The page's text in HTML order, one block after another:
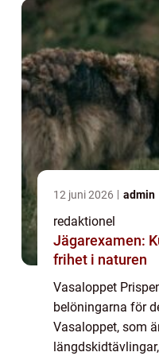
12 juni 2026 admin
redaktionel
Jägarexamen:
frihet i naturen
Vasaloppet
belöningarna för
Vasaloppet, som